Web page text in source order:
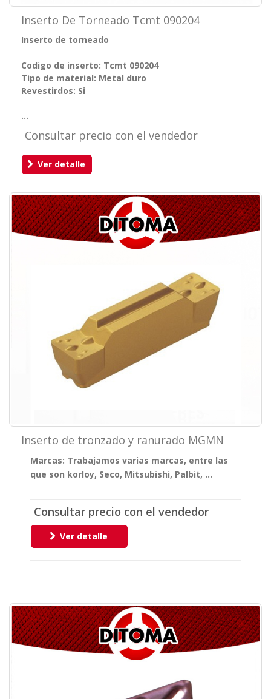
Inserto De Torneado Tcmt 090204
Inserto de torneado
Codigo de inserto: Tcmt 090204
Tipo de material: Metal duro
Revestirdos: Si
...
Consultar precio con el vendedor
Ver detalle
Inserto de tronzado y ranurado MGMN
Marcas: Trabajamos varias marcas, entre las
que son korloy, Seco, Mitsubishi, Palbit, ...
Consultar precio con el vendedor
Ver detalle